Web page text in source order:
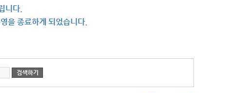
니다.
을 종료하게 되었습니다.